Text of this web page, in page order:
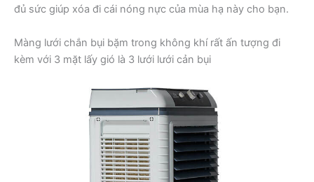
đủ sức giúp xóa đi cái nóng nực của mùa hạ này cho bạn.
Màng lưới chắn bụi bặm trong không khí rất ấn tượng đi
kèm với 3 mặt lấy gió là 3 lưới lưới cản bụi